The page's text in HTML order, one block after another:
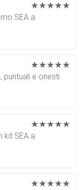
★★★★★
SEA a
★★★★★
puntuali e onesti
★★★★★
kit SEA a
★★★★★